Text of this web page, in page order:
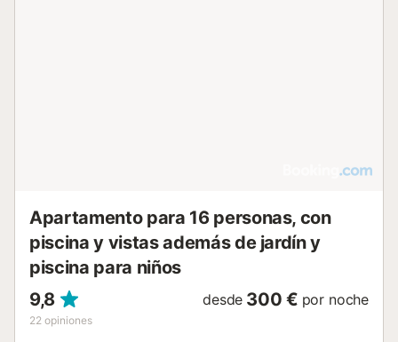
Apartamento para 16 personas, con
piscina y vistas además de jardín y
piscina para niños
9,8
22 opiniones
desde 300 € por noche